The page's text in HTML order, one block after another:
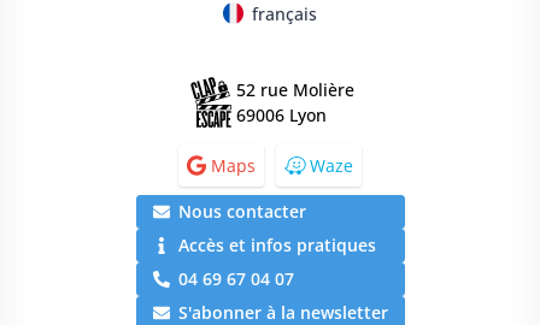
français
52 rue Molière
69006 Lyon
Maps Waze
Nous contacter
Accès et infos pratiques
04 69 67 04 07
S'abonner à la newsletter